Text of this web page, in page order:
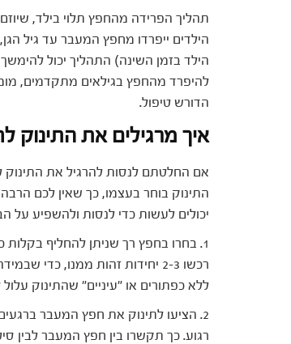
תהליך הפרידה מהחפץ תלוי בילד,
הילדים ייפרדו מחפץ המעבר עד גיל
הילד בזמן השינה) התהליך יכול
להיפרד מהחפץ בגילאים מתקדמים,
הדורש טיפול.
איך מרגילים את התינוק
אם החלטתם לנסות להרגיל את
התינוק בוחר בעצמו, כך שאין לכם
יכולים לעשות כדי לנסות ולהשפיע על
1. בחרו בחפץ רך שניתן להחליף
רכשו 2-3 יחידות זהות ממנו,
ללא כפתורים או "עיניים" שהתינוק
2. הציעו לתינוק את חפץ המעבר
רגוע. כך תקשרו בין חפץ המעבר לבין